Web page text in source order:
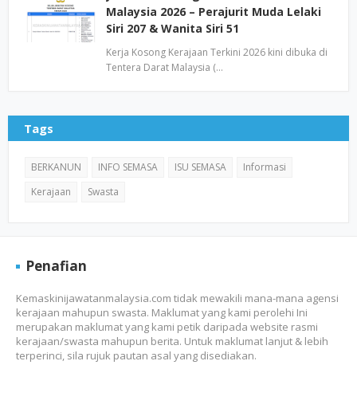
Malaysia 2026 – Perajurit Muda Lelaki
Siri 207 & Wanita Siri 51
Kerja Kosong Kerajaan Terkini 2026 kini dibuka di
Tentera Darat Malaysia (…
Tags
BERKANUN INFO SEMASA ISU SEMASA
Informasi
Kerajaan
Swasta
Penafian
Kemaskinijawatanmalaysia.com tidak mewakili mana-mana agensi
kerajaan mahupun swasta. Maklumat yang kami perolehi Ini
merupakan maklumat yang kami petik daripada website rasmi
kerajaan/swasta mahupun berita. Untuk maklumat lanjut & lebih
terperinci, sila rujuk pautan asal yang disediakan.